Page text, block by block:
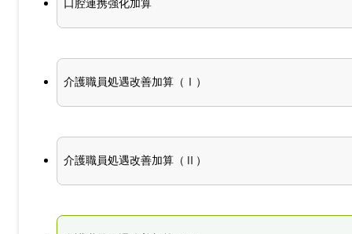
口腔連携強化加算
介護職員処遇改善加算（Ⅰ）
介護職員処遇改善加算（Ⅱ）